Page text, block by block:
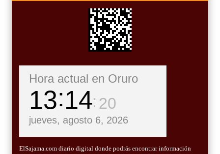
Hora actual en Oruro
13 14 22
jueves, agosto 6, 2026
ElSajama.com diario digital donde podrás encontrar información